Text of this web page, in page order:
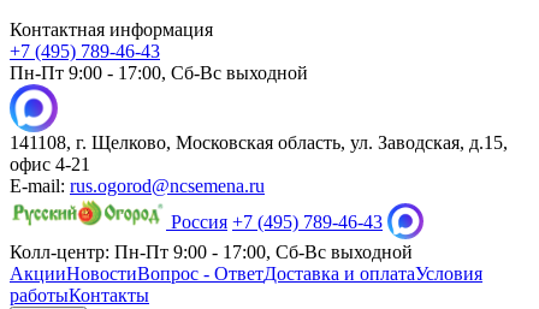
Контактная информация
+7 (495) 789-46-43
Пн-Пт 9:00 - 17:00, Сб-Вс выходной
141108, г. Щелково, Московская область, ул. Заводская, д.15,
офис 4-21
E-mail: rus.ogorod@ncsemena.ru
Россия +7 (495) 789-46-43
Колл-центр: Пн-Пт 9:00 - 17:00, Сб-Вс выходной
АкцииНовостиВопрос - ОтветДоставка и оплатаУсловия
работыКонтакты